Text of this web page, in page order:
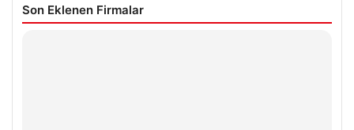
Son Eklenen Firmalar